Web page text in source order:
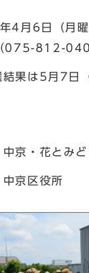
4月6日（月
075-812-
果は5月7日
中京・花とみ
中京区役所